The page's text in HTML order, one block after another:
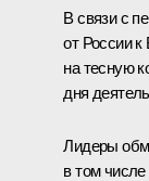
В связи с
от России
на тесную
дня
Лидеры
в том